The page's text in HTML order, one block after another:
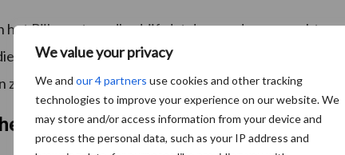
We value your privacy
We and our 4 partners use cookies and other tracking
technologies to improve your experience on our website. We
may store and/or access information from your device and
process the personal data, such as your IP address and
het Rijksvastgoedbedrijf, dat de gronden verpacht aan
Rijksoverheid de ontstane situatie in stand
om dit voor mekaar te krijgen,” aldus Dirk Bruins.
gronden